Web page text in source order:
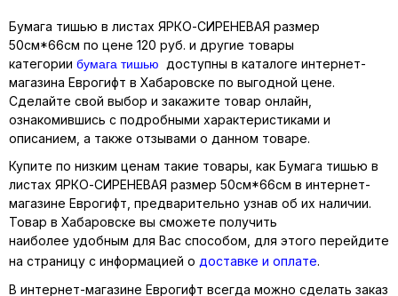
Бумага тишью в листах ЯРКО-СИРЕНЕВАЯ размер
50см*66см по цене 120 руб. и другие товары
категории бумага тишью доступны в каталоге интернет-
магазина Еврогифт в Хабаровске по выгодной цене.
Сделайте свой выбор и закажите товар онлайн,
ознакомившись с подробными характеристиками и
описанием, а также отзывами о данном товаре.
Купите по низким ценам такие товары, как Бумага тишью в
листах ЯРКО-СИРЕНЕВАЯ размер 50см*66см в интернет-
магазине Еврогифт, предварительно узнав об их наличии.
Товар в Хабаровске вы сможете получить
наиболее удобным для Вас способом, для этого перейдите
на страницу с информацией о доставке и оплате.
В интернет-магазине Еврогифт всегда можно сделать заказ